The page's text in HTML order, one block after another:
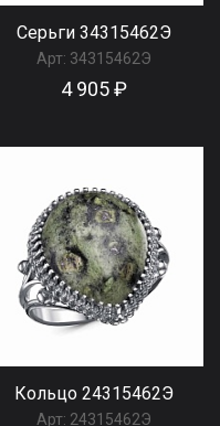
Серьги 34315462Э
Арт: 34315462Э
4 905 ₽
Кольцо 24315462Э
Арт: 24315462Э